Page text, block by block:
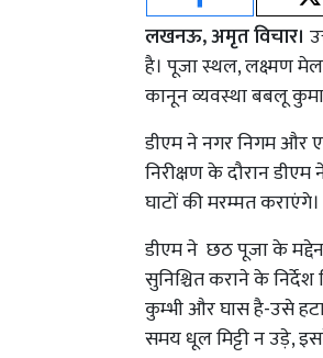
लखनऊ, अमृत विचार।
है। पूजा स्थल, लक्ष्मण
कानून व्यवस्था बबलू
डीएम ने नगर निगम और
निरीक्षण के दौरान
घाटों की मरम्मत
डीएम ने छठ पूजा के
सुनिश्चित कराने के
कुम्भी और घास है-उसे
समय धूल मिट्टी न उड़े,